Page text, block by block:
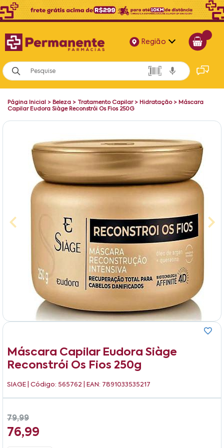
Região
Alagoas
Bahia
Página Inicial > Beleza > Tratamento Capilar> Hidratação> Máscara
Capilar Eudora Siàge Reconstrói Os Fios 250G
Máscara Capilar Eudora Siàge
Reconstrói Os Fios 250g
SIAGE | Código: 565762 | EAN: 7891033535217
79,99
76,99